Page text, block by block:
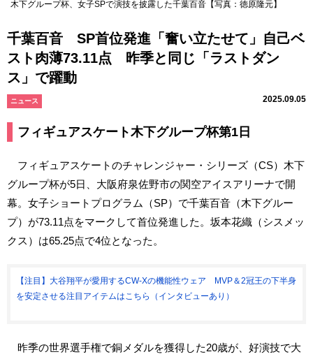
木下グループ杯、女子SPで演技を披露した千葉百音【写真：徳原隆元】
千葉百音 SP首位発進「奮い立たせて」自己ベ
スト肉薄73.11点 昨季と同じ「ラストダン
ス」で躍動
ニュース 2025.09.05
フィギュアスケート木下グループ杯第1日
フィギュアスケートのチャレンジャー・シリーズ（CS）木下
グループ杯が5日、大阪府泉佐野市の関空アイスアリーナで開
幕。女子ショートプログラム（SP）で千葉百音（木下グルー
プ）が73.11点をマークして首位発進した。坂本花織（シスメッ
クス）は65.25点で4位となった。
【注目】大谷翔平が愛用するCW-Xの機能性ウェア MVP＆2冠王の下半身
を安定させる注目アイテムはこちら（インタビューあり）
昨季の世界選手権で銅メダルを獲得した20歳が、好演技で大